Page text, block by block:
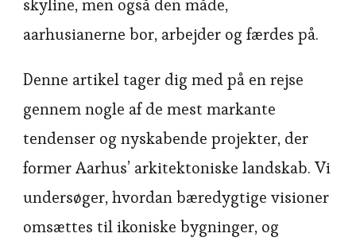
skyline, men også den måde,
aarhusianerne bor, arbejder og færdes på.
Denne artikel tager dig med på en rejse
gennem nogle af de mest markante
tendenser og nyskabende projekter, der
former Aarhus’ arkitektoniske landskab. Vi
undersøger, hvordan bæredygtige visioner
omsættes til ikoniske bygninger, og